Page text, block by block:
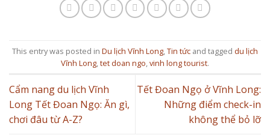
This entry was posted in Du lịch Vĩnh Long,Tin tức and tagged du lịch
Vĩnh Long,tet doan ngo,vinh long tourist.
Cẩm nang du lịch Vĩnh
Long Tết Đoan Ngọ: Ăn gì,
chơi đâu từ A-Z?
Tết Đoan Ngọ ở Vĩnh Long:
Những điểm check-in
không thể bỏ lỡ